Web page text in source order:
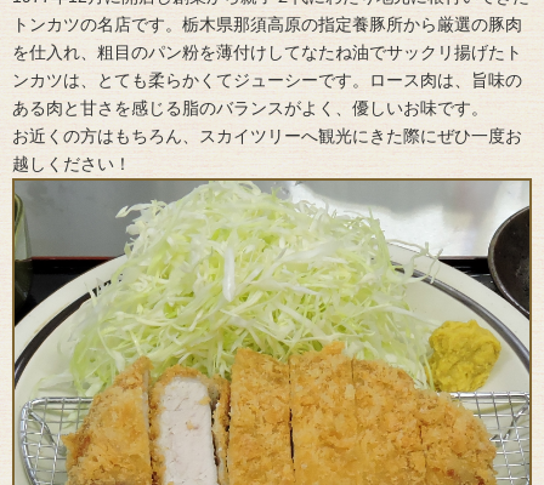
トンカツの名店です。栃木県那須高原の指定養豚所から厳選の豚肉
を仕入れ、粗目のパン粉を薄付けしてなたね油でサックリ揚げたト
ンカツは、とても柔らかくてジューシーです。ロース肉は、旨味の
ある肉と甘さを感じる脂のバランスがよく、優しいお味です。
お近くの方はもちろん、スカイツリーへ観光にきた際にぜひ一度お
越しください！